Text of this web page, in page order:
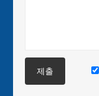
제출